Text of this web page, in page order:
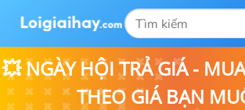
💥 NGÀY HỘI TRẢ GIÁ -
THEO GIÁ BẠN